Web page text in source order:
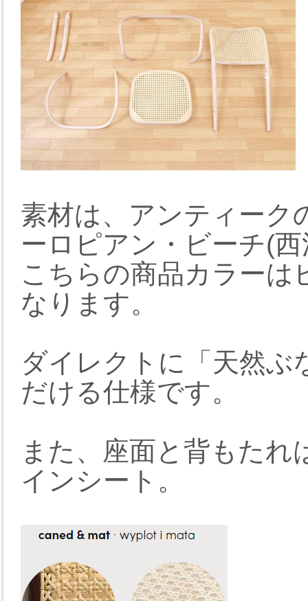
素材は、アンティーク
ーロピアン・ビーチ(
こちらの商品カラーは
なります。
ダイレクトに「天然ぶ
だける仕様です。
また、座面と背もたれ
インシート。